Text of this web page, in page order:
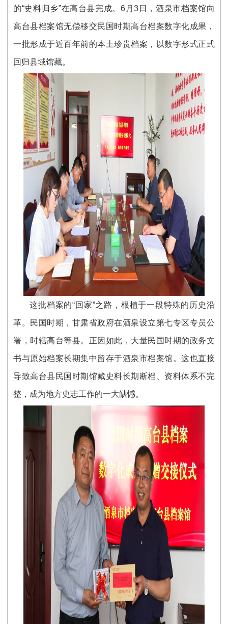
的“史料归乡”在高台县完成。6月3日，酒泉市档案馆向
高台县档案馆无偿移交民国时期高台档案数字化成果，
一批形成于近百年前的本土珍贵档案，以数字形式正式
回归县域馆藏。
这批档案的“回家”之路，根植于一段特殊的历史沿
革。民国时期，甘肃省政府在酒泉设立第七专区专员公
署，时辖高台等县。正因如此，大量民国时期的政务文
书与原始档案长期集中留存于酒泉市档案馆。这也直接
导致高台县民国时期馆藏史料长期断档、资料体系不完
整，成为地方史志工作的一大缺憾。